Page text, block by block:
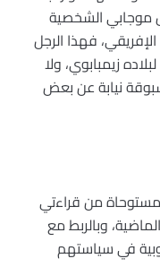
موجابي الشخصية
فهذا الرجل
زيمبابوي، ولا
نيابة عن بعض
من قراءتي
وبالربط مع
في سياستهم